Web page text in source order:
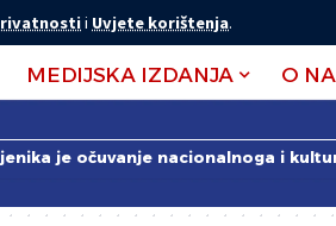
i Uvjete korištenja.
MEDIJSKA IZDANJA O
je očuvanje nacionalnoga i